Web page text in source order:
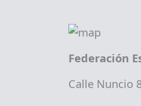
Federación
Calle Nuncio